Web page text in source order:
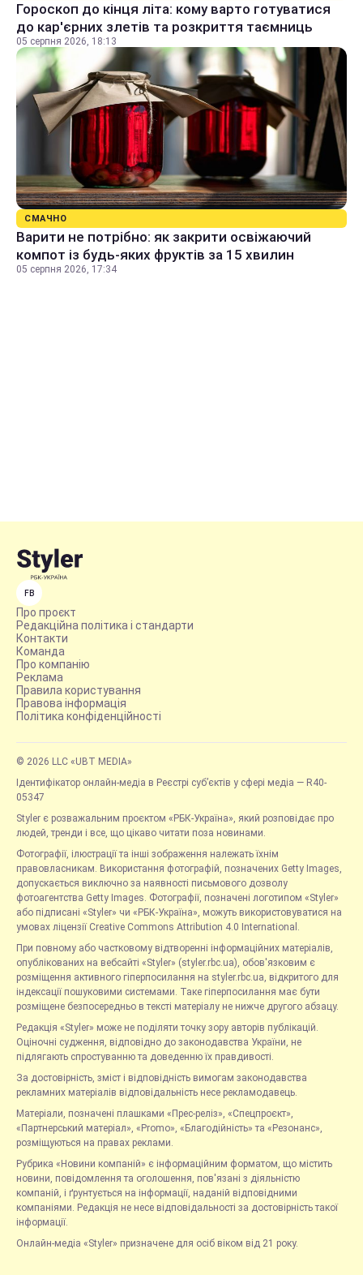
Гороскоп до кінця літа: кому варто готуватися
до кар'єрних злетів та розкриття таємниць
05 серпня 2026, 18:13
СМАЧНО
Варити не потрібно: як закрити освіжаючий
компот із будь-яких фруктів за 15 хвилин
05 серпня 2026, 17:34
FB
Про проєкт
Редакційна політика і стандарти
Контакти
Команда
Про компанію
Реклама
Правила користування
Правова інформація
Політика конфіденційності
© 2026 LLC «UBT MEDIA»
Ідентифікатор онлайн-медіа в Реєстрі суб’єктів у сфері медіа — R40-
05347
Styler є розважальним проєктом «РБК-Україна», який розповідає про
людей, тренди і все, що цікаво читати поза новинами.
Фотографії, ілюстрації та інші зображення належать їхнім
правовласникам. Використання фотографій, позначених Getty Images,
допускається виключно за наявності письмового дозволу
фотоагентства Getty Images. Фотографії, позначені логотипом «Styler»
або підписані «Styler» чи «РБК-Україна», можуть використовуватися на
умовах ліцензії Creative Commons Attribution 4.0 International.
При повному або частковому відтворенні інформаційних матеріалів,
опублікованих на вебсайті «Styler» (styler.rbc.ua), обов'язковим є
розміщення активного гіперпосилання на styler.rbc.ua, відкритого для
індексації пошуковими системами. Таке гіперпосилання має бути
розміщене безпосередньо в тексті матеріалу не нижче другого абзацу.
Редакція «Styler» може не поділяти точку зору авторів публікацій.
Оціночні судження, відповідно до законодавства України, не
підлягають спростуванню та доведенню їх правдивості.
За достовірність, зміст і відповідність вимогам законодавства
рекламних матеріалів відповідальність несе рекламодавець.
Матеріали, позначені плашками «Прес-реліз», «Спецпроєкт»,
«Партнерський матеріал», «Promo», «Благодійність» та «Резонанс»,
розміщуються на правах реклами.
Рубрика «Новини компаній» є інформаційним форматом, що містить
новини, повідомлення та оголошення, пов'язані з діяльністю
компаній, і ґрунтується на інформації, наданій відповідними
компаніями. Редакція не несе відповідальності за достовірність такої
інформації.
Онлайн-медіа «Styler» призначене для осіб віком від 21 року.